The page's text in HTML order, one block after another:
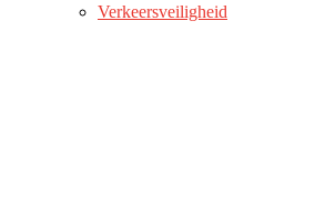
Verkeersveiligheid